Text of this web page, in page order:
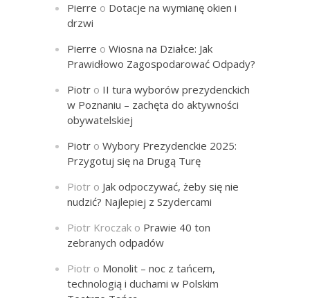
Pierre o Dotacje na wymianę okien i
drzwi
Pierre oWiosna na Działce: Jak
Prawidłowo Zagospodarować Odpady?
Piotr o II tura wyborów prezydenckich
w Poznaniu – zachęta do aktywności
obywatelskiej
Piotr oWybory Prezydenckie 2025:
Przygotuj się na Drugą Turę
Piotr o Jak odpoczywać, żeby się nie
nudzić? Najlepiej z Szydercami
Piotr Kroczak o Prawie 40 ton
zebranych odpadów
Piotr o Monolit – noc z tańcem,
technologią i duchami w Polskim